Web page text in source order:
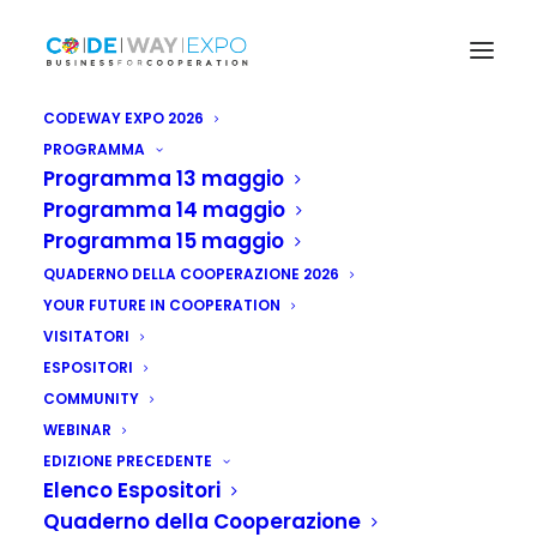
CODEWAY EXPO 2026
PROGRAMMA
Programma 13 maggio
Programma 14 maggio
Programma 15 maggio
QUADERNO DELLA COOPERAZIONE 2026
YOUR FUTURE IN COOPERATION
VISITATORI
ESPOSITORI
COMMUNITY
WEBINAR
EDIZIONE PRECEDENTE
Elenco Espositori
Quaderno della Cooperazione
Rd Congo: un
gigante che guarda